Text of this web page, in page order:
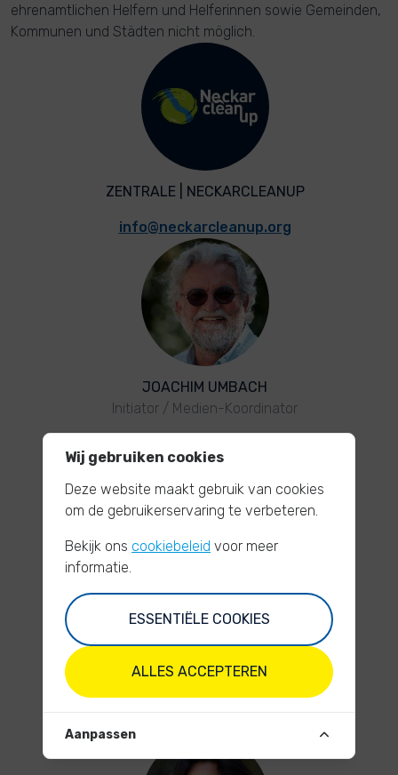
ehrenamtlichen Helfern und Helferinnen sowie Gemeinden,
Kommunen und Städten nicht möglich.
ZENTRALE | NECKARCLEANUP
info@neckarcleanup.org
JOACHIM UMBACH
Initiator / Medien-Koordinator
+49 172 85 51 373
JULIA WENDLANDT
Geschäftsführung / Projekt-
Koordinierung (alle Flüsse)
julia@rhinecleanup.org
Wij gebruiken cookies
Deze website maakt gebruik van cookies
om de gebruikerservaring te verbeteren.
Bekijk ons cookiebeleid voor meer
informatie.
ESSENTIËLE COOKIES
ALLES ACCEPTEREN
Aanpassen